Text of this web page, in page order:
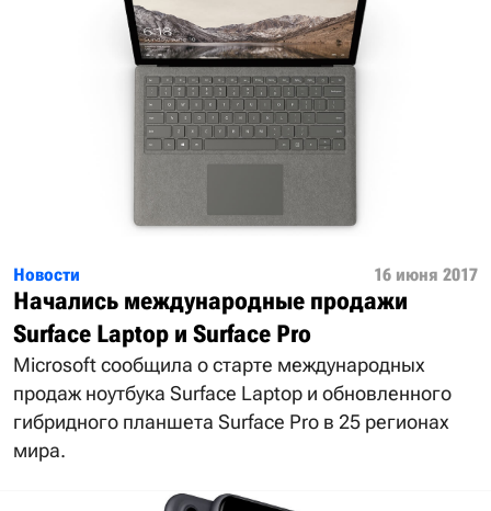
Новости 16 июня 2017
Начались международные продажи
Surface Laptop и Surface Pro
Microsoft сообщила о старте международных
продаж ноутбука Surface Laptop и обновленного
гибридного планшета Surface Pro в 25 регионах
мира.